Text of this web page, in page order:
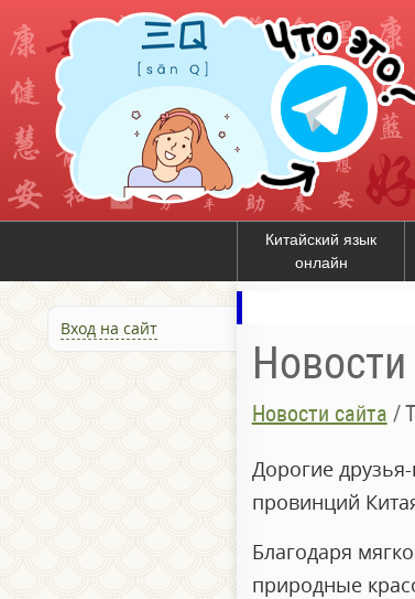
Китайский язык
онлайн
Вход на сайт
Новости
Новости сайта /
Дорогие
провинций
Благодаря
природные